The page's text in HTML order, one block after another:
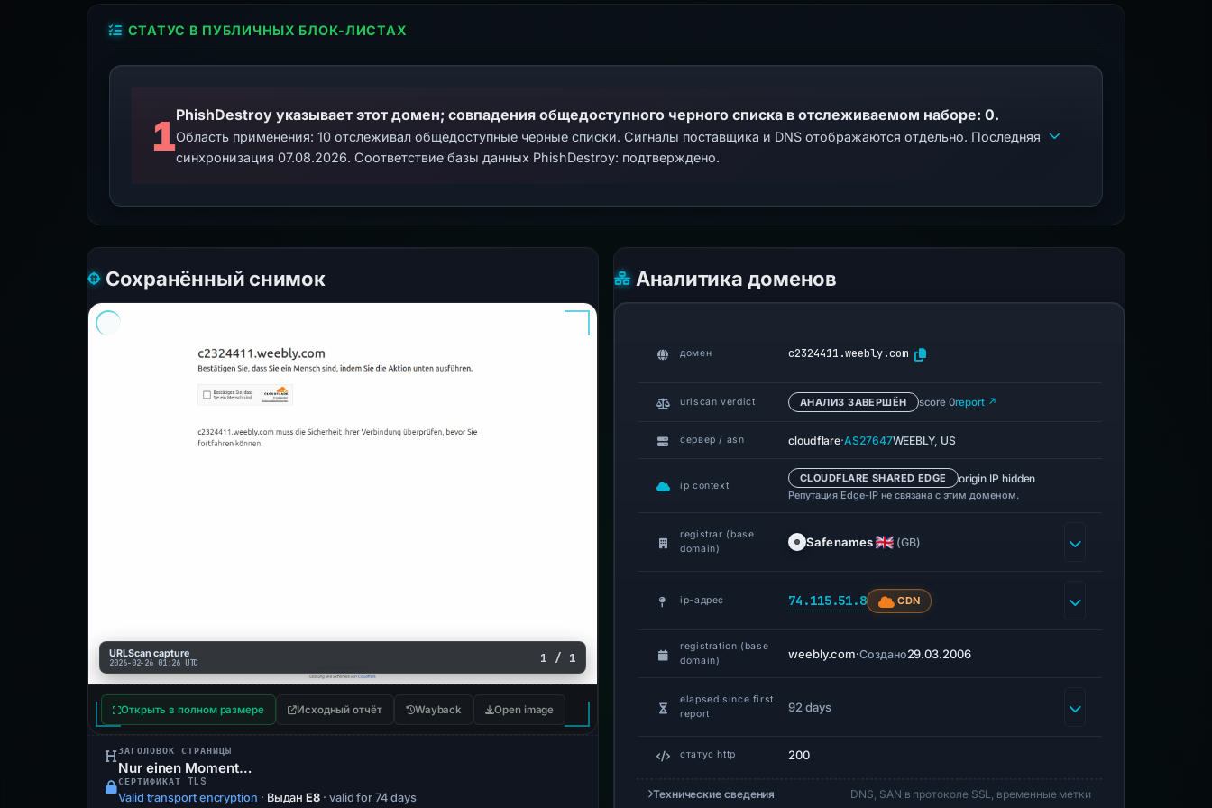
СТАТУС В ПУБЛИЧНЫХ БЛОК-ЛИСТАХ
1PhishDestroy указывает этот домен; совпадения общедоступного черного списка в отслеживаемом наборе: 0.
Область применения: 10 отслеживал общедоступные черные списки. Сигналы поставщика и DNS отображаются отдельно. Последняя
синхронизация 07.08.2026. Соответствие базы данных PhishDestroy: подтверждено.
Сохранённый снимок
URLScan capture
2026-02-26 01:26 UTC 1 / 1
Открыть в полном размере Исходный отчёт Wayback Open image
ЗАГОЛОВОК СТРАНИЦЫ
Nur einen Moment…
СЕРТИФИКАТ TLS
Valid transport encryption · ВыданE8 · valid for 74 days
Аналитика доменов
домен c2324411.weebly.com
urlscan verdict АНАЛИЗ ЗАВЕРШЁН score 0report ↗
сервер / asn cloudflare·AS27647WEEBLY, US
ip context
CLOUDFLARE SHARED EDGE origin IP hidden
Репутация Edge-IP не связана с этим доменом.
registrar (base
domain)
Safenames (GB)
ip-адрес 74.115.51.8 CDN
registration (base
domain)
weebly.com·Создано29.03.2006
elapsed since first
report
92 days
статус http 200
Технические сведения DNS, SAN в протоколе SSL, временные метки